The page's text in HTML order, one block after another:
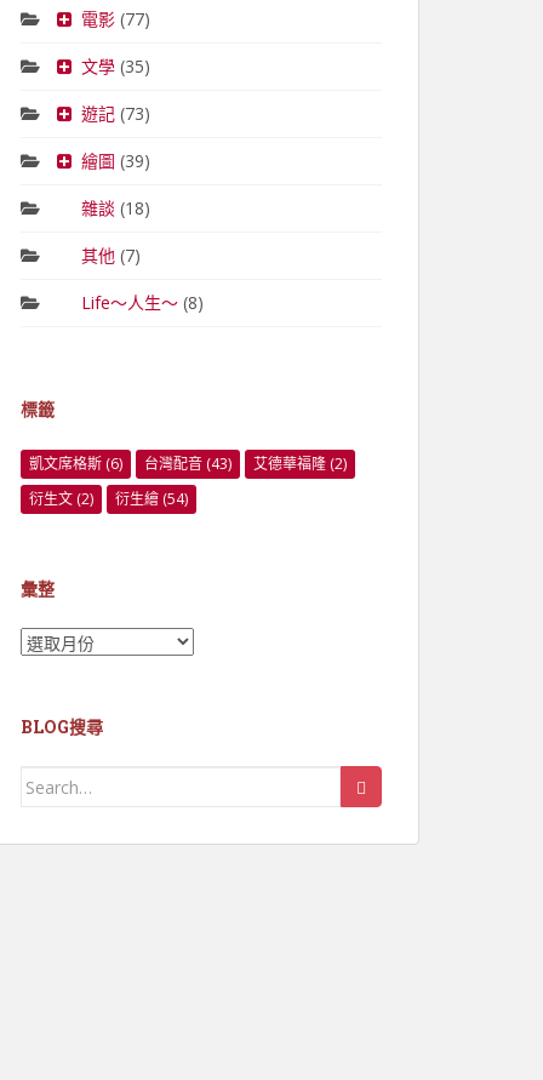
電影(77)
文學(35)
遊記(73)
繪圖 (39)
雜談 (18)
其他(7)
Life～人生～(8)
標籤
凱文席格斯 (6) 台灣配音 (43) 艾德華福隆 (2)
衍生文 (2) 衍生繪 (54)
彙整
彙
BLOG搜尋
Search